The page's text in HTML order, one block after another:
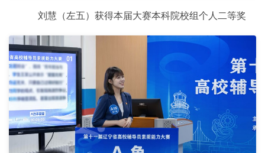
刘慧（左五）获得本届大赛本科院校组个人二等奖